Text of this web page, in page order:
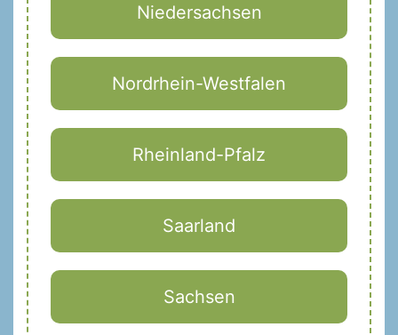
Niedersachsen
Nordrhein-Westfalen
Rheinland-Pfalz
Saarland
Sachsen